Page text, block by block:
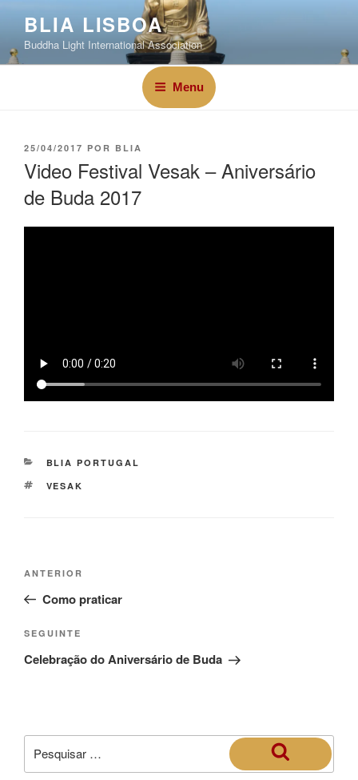
BLIA LISBOA
Buddha Light International Association
Menu
25/04/2017 POR BLIA
Video Festival Vesak – Aniversário
de Buda 2017
BLIA PORTUGAL
VESAK
ANTERIOR
Como praticar
SEGUINTE
Celebração do Aniversário de Buda